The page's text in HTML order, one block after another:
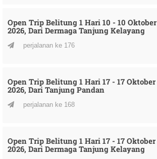
Open Trip Belitung 1 Hari 10 - 10 Oktober
2026, Dari Dermaga Tanjung Kelayang
perjalanan ke 176
Open Trip Belitung 1 Hari 17 - 17 Oktober
2026, Dari Tanjung Pandan
perjalanan ke 168
Open Trip Belitung 1 Hari 17 - 17 Oktober
2026, Dari Dermaga Tanjung Kelayang